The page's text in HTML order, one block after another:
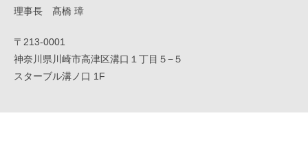
理事長 髙橋 璋
〒213-0001
神奈川県川崎市高津区溝口１丁目５−５
スターブル溝ノ口 1F